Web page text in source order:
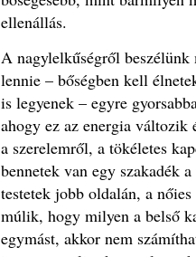
ellenállás.
A nagylelkűségről
lennie – bőségben kell
is legyenek – egyre
ahogy ez az energia változik
a szerelemről, a tökéletes
bennetek van egy szakadék
testetek jobb oldalán, a
múlik, hogy milyen a belső
egymást, akkor nem